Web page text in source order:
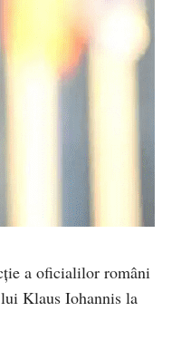
a oficialilor români
Klaus Iohannis la